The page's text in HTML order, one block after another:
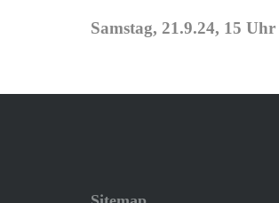
Samstag, 21.9.24, 15 Uhr